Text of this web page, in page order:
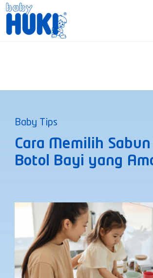
Skip
content
Baby Tips
Cara Memilih Sabun
Botol Bayi yang